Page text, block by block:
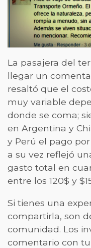
La pasajera del
llegar un
resaltó que el
muy variable
donde se coma;
en Argentina y
y Perú el pago
a su vez reflejó
gasto total en
entre los 120$ y
Si tienes una
compartirla, son
comunidad. Los
comentario con